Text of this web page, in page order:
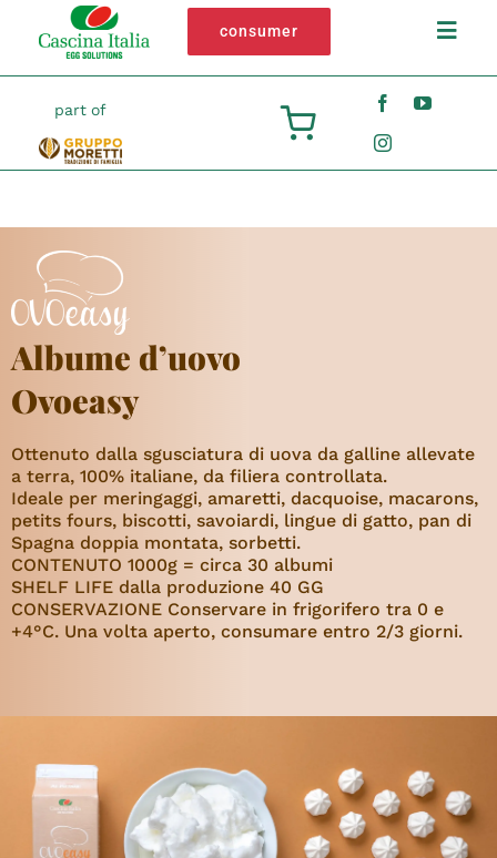
consumer
Ovoprodotti
Impegno
part of
Albume d’uovo
Ovoeasy
Ottenuto dalla sgusciatura di uova da galline allevate
a terra, 100% italiane, da filiera controllata.
Ideale per meringaggi, amaretti, dacquoise, macarons,
petits fours, biscotti, savoiardi, lingue di gatto, pan di
Spagna doppia montata, sorbetti.
CONTENUTO 1000g = circa 30 albumi
SHELF LIFE dalla produzione 40 GG
CONSERVAZIONE Conservare in frigorifero tra 0 e
+4°C. Una volta aperto, consumare entro 2/3 giorni.